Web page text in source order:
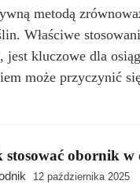
metodą
Właściwe
kluczowe dla
może przyczynić
stosować obornik w
12 października 2025